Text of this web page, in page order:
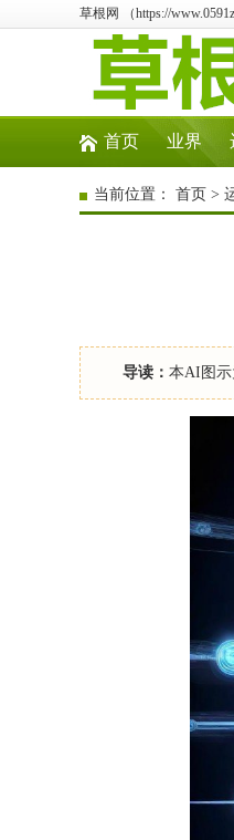
草根网 （https://
首页 业界
当前位置： 首页 >
导读： 本AI图